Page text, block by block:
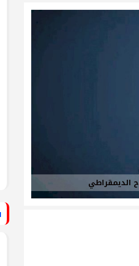
يونس ينظم لقاءً
يطلق حملة
للأسرى بمناسبة
رفضًا لمشروع
الديمقراطي